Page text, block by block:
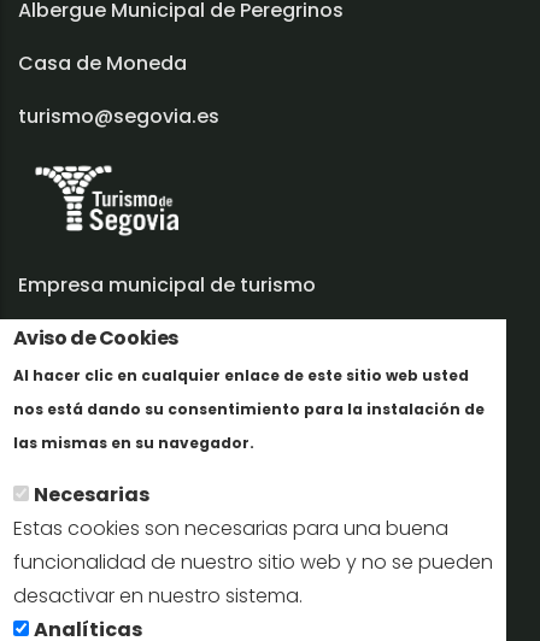
Aviso de Cookies
Al hacer clic en cualquier enlace de este sitio web usted
nos está dando su consentimiento para la instalación de
las mismas en su navegador.
Necesarias
Estas cookies son necesarias para una buena
funcionalidad de nuestro sitio web y no se pueden
desactivar en nuestro sistema.
Analíticas
Albergue Municipal de Peregrinos
Casa de Moneda
turismo@segovia.es
Empresa municipal de turismo
Trabaja con nosotros
Informes y documentación
Perfil del contratante
Oficinas de Turismo
reservas@turismodesegovia.com
info@turismodesegovia.com